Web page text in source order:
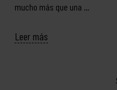
mucho más que una …
Leer más